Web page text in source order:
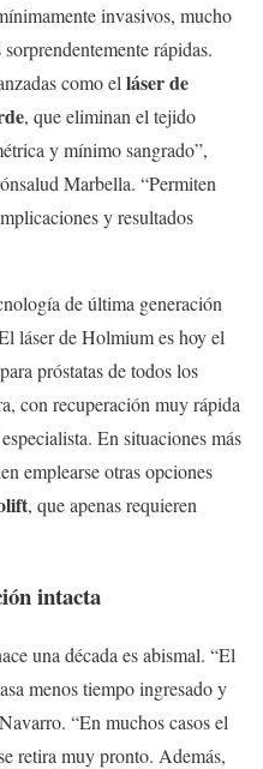
invasivos, mucho
rápidas.
como el láser de
, que eliminan el tejido
y mínimo sangrado”,
Marbella. “Permiten
y resultados
de última generación
láser de Holmium es hoy el
próstatas de todos los
con recuperación muy rápida
En situaciones más
emplearse otras opciones
, que apenas requieren
intacta
una década es abismal. “El
menos tiempo ingresado y
“En muchos casos el
retira muy pronto. Además,